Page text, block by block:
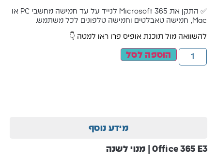
✅ התקן את Microsoft 365 לנייד על עד חמישה מחשבי PC או
Mac, חמישה טאבלטים וחמישה טלפונים לכל משתמש.
להשוואה מול תוכנת אופיס פרו ראו למטה 👇
הוספה לסל
מידע נוסף
Office 365 E3 | מנוי לשנה